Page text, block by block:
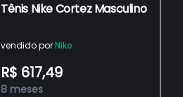
Tênis Nike Cortez Masculino
vendido por Nike
R$ 617,49
8 meses